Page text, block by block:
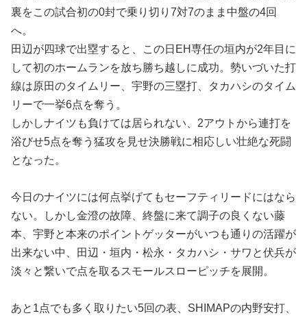
裏をこの試合初の0封で乗り切り7対7のまま中盤の4回
へ。
田辺が四球で出塁すると、この日EH専任の垣内が2年目に
して初のホームランを放ち勝ち越しに成功。勢いづいた打
線は原田のタイムリー、宇野の三塁打、タカハシのタイム
リーで一挙6点を奪う。
しかしナイツも負けては居られない、2アウトから連打を
浴びせ5点を奪う猛攻を見せ決勝戦に相応しい壮絶な死闘
となった。
今日のナイツには何点挙げてもセーフティリードにはなら
ない。しかし金澄の故障、終盤に来て調子の良くない藤
本、宇野と本来のポイントゲッターがいつも通りの活躍が
出来ない中、田辺・垣内・松永・タカハシ・サワと伏兵が
淡々と繋いで点を取るスモールスローピッチを展開。
あと1点でも多く取りたい5回の表、SHIMAPの内野安打、